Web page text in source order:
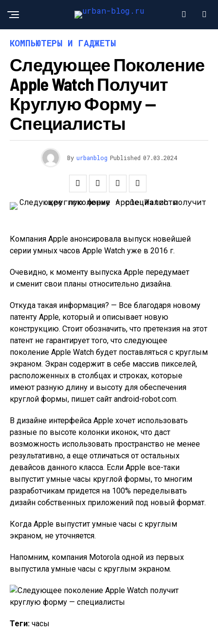
КОМПЬЮТЕРЫ И ГАДЖЕТЫ
Следующее Поколение
Apple Watch Получит
Круглую Форму —
Специалисты
By urbanblog Published 07.03.2024
Компания Apple анонсировала выпуск новейшей
серии умных часов Apple Watch уже в 2016 г.
Очевидно, к моменту выпуска Apple передумает
и сменит свои планы относительно дизайна.
Откуда такая информация? — Все благодаря новому
патенту Apple, который и описывает новую
конструкцию. Стоит обозначить, что претензия на этот
патент не гарантирует того, что следующее
поколение Apple Watch будет поставляться с круглым
экраном. Экран содержит в себе массив пикселей,
расположенных в столбцах и строках, которые
имеют разную длину и высоту для обеспечения
круглой формы, пишет сайт android-robot.com.
В дизайне интерфейса Apple хочет использовать
разные по высоте колонки иконок, что даст
возможность использовать пространство не менее
результативно, а еще отличаться от остальных
девайсов данного класса. Если Apple все-таки
выпустит умные часы круглой формы, то многим
разработчикам придется на 100% переделывать
дизайн собственных приложений под новый формат.
Когда Apple выпустит умные часы с круглым
экраном, не уточняется.
Напомним, компания Motorola одной из первых
выпустила умные часы с круглым экраном.
Теги: часы